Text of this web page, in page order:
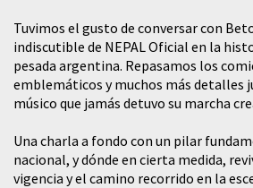
Tuvimos el gusto de conversar con
indiscutible de NEPAL Oficial en la
pesada argentina. Repasamos los
emblemáticos y muchos más detalles
músico que jamás detuvo su marcha
​Una charla a fondo con un pilar
nacional, y dónde en cierta medida,
vigencia y el camino recorrido en la